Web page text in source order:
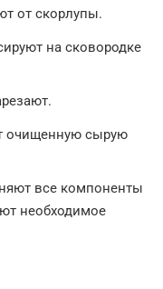
от скорлупы.
на сковородке
очищенную сырую
все компоненты
необходимое